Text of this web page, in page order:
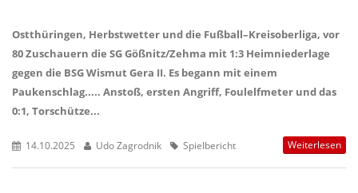
Ostthüringen, Herbstwetter und die Fußball–Kreisoberliga, vor
80 Zuschauern die SG Gößnitz/Zehma mit 1:3 Heimniederlage
gegen die BSG Wismut Gera II. Es begann mit einem
Paukenschlag..... Anstoß, ersten Angriff, Foulelfmeter und das
0:1, Torschütze...
14.10.2025 Udo Zagrodnik Spielbericht Weiterlesen